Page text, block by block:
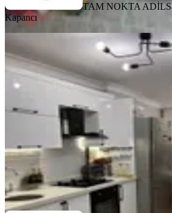
TAM NOKTA ADİL
Kapancı
Bergama Satılık
Bergama, Bahçelievler
·130 m²·1. Kat
6.500.000 ₺
Kaçmaz emlak bergama Mutlu Metin
Ara